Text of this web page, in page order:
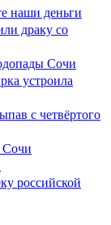
наши деньги
драку со
Сочи
устроила
с четвёртого
Сочи
российской